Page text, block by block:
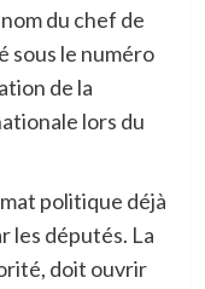
du chef de
sous le numéro
de la
lors du
politique déjà
les députés. La
doit ouvrir